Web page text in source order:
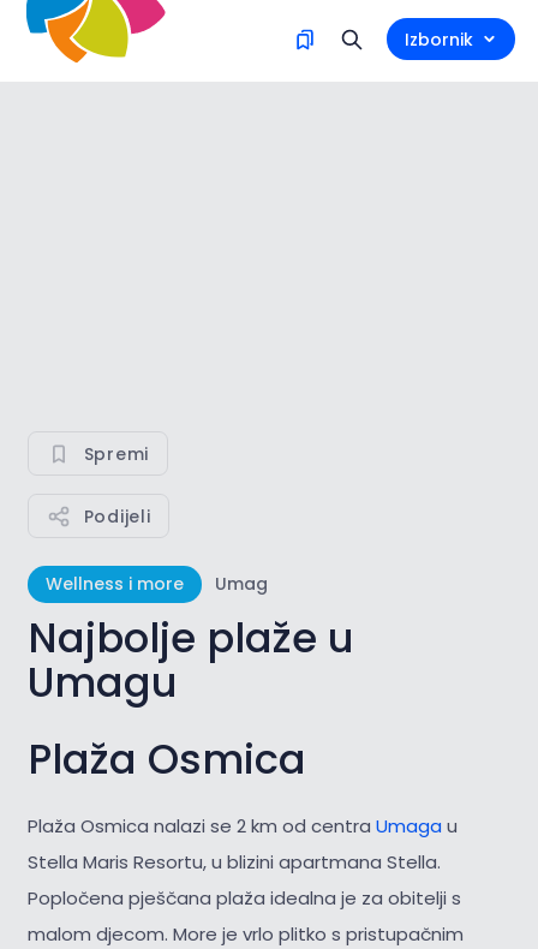
Izbornik
Spremi
Podijeli
Wellness i more Umag
Najbolje plaže u
Umagu
Plaža Osmica
Plaža Osmica nalazi se 2 km od centra Umaga u
Stella Maris Resortu, u blizini apartmana Stella.
Popločena pješčana plaža idealna je za obitelji s
malom djecom. More je vrlo plitko s pristupačnim